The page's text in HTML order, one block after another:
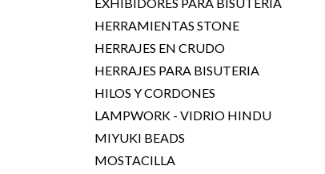
EXHIBIDORES PARA BISUTERIA
HERRAMIENTAS STONE
HERRAJES EN CRUDO
HERRAJES PARA BISUTERIA
HILOS Y CORDONES
LAMPWORK - VIDRIO HINDU
MIYUKI BEADS
MOSTACILLA